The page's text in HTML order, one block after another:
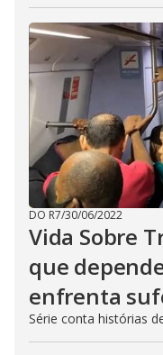
DO R7/30/06/2022
Vida Sobre
que
enfrenta
Série conta histórias